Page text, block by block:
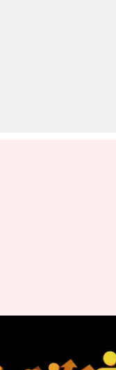
ప్రేరణ:
వారు